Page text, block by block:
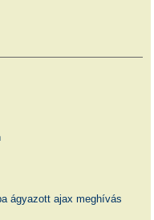
ágyazott ajax meghívás